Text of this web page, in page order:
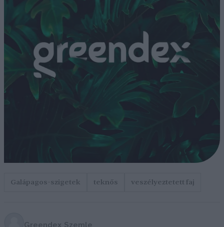
Galápagos-szigetek teknős veszélyeztetett faj
Greendex Szemle